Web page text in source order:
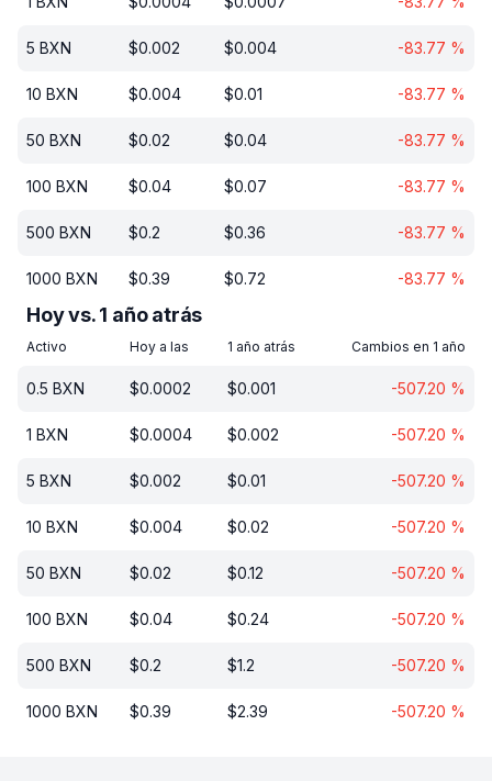
5 BXN $0.002 $0.004 -83.77 %
10 BXN $0.004 $0.01 -83.77 %
50 BXN $0.02 $0.04 -83.77 %
100 BXN $0.04 $0.07 -83.77 %
500 BXN $0.2 $0.36 -83.77 %
1000 BXN $0.39 $0.72 -83.77 %
Hoy vs. 1 año atrás
Activo Hoy a las 1 año atrás Cambios en 1 año
0.5 BXN $0.0002 $0.001 -507.20 %
1 BXN $0.0004 $0.002 -507.20 %
5 BXN $0.002 $0.01 -507.20 %
10 BXN $0.004 $0.02 -507.20 %
50 BXN $0.02 $0.12 -507.20 %
100 BXN $0.04 $0.24 -507.20 %
500 BXN $0.2 $1.2 -507.20 %
1000 BXN $0.39 $2.39 -507.20 %